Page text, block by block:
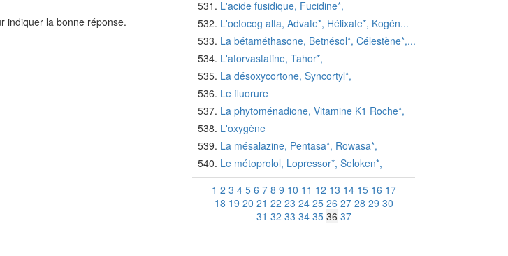
indiquer la bonne réponse.
L'acide fusidique, Fucidine*,
L'octocog alfa, Advate*, Hélixate*, Kogén...
La bétaméthasone, Betnésol*, Célestène*,...
L'atorvastatine, Tahor*,
La désoxycortone, Syncortyl*,
Le fluorure
La phytoménadione, Vitamine K1 Roche*,
L'oxygène
La mésalazine, Pentasa*, Rowasa*,
Le métoprolol, Lopressor*, Seloken*,
1 2 3 4 5 6 7 8 9 10 11 12 13 14 15 16 17
18 19 20 21 22 23 24 25 26 27 28 29 30
31 32 33 34 35 36 37